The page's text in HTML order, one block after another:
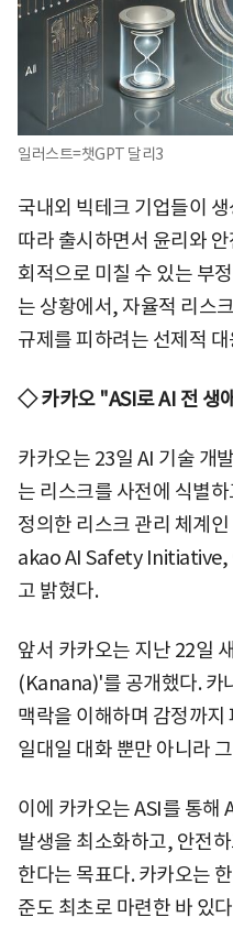
일러스트=챗GPT 달리3
국내외 빅테크 기업들이
따라 출시하면서 윤리와
회적으로 미칠 수 있는 부
는 상황에서, 자율적 리스
규제를 피하려는 선제적
◇ 카카오 "ASI로 AI 전 생
카카오는 23일 AI 기술 개
는 리스크를 사전에 식별
정의한 리스크 관리 체계
akao AI Safety Initiative,
고 밝혔다.
앞서 카카오는 지난 22일
(Kanana)'를 공개했다. 카
맥락을 이해하며 감정까
일대일 대화 뿐만 아니라
이에 카카오는 ASI를 통해
발생을 최소화하고, 안전
한다는 목표다. 카카오는
준도 최초로 마련한 바 있